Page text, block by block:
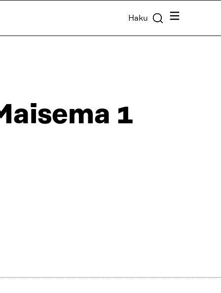
Haku Valikko
1